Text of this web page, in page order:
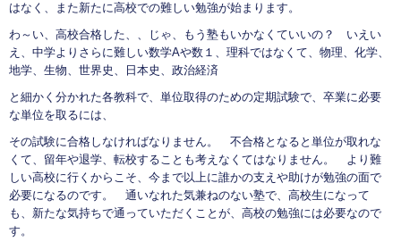
はなく、また新たに高校での難しい勉強が始まります。
わ～い、高校合格した、、じゃ、もう塾もいかなくていいの？ いえい
え、中学よりさらに難しい数学Aや数１、理科ではなくて、物理、化学、
地学、生物、世界史、日本史、政治経済
と細かく分かれた各教科で、単位取得のための定期試験で、卒業に必要
な単位を取るには、
その試験に合格しなければなりません。 不合格となると単位が取れな
くて、留年や退学、転校することも考えなくてはなりません。 より難
しい高校に行くからこそ、今まで以上に誰かの支えや助けが勉強の面で
必要になるのです。 通いなれた気兼ねのない塾で、高校生になって
も、新たな気持ちで通っていただくことが、高校の勉強には必要なので
す。